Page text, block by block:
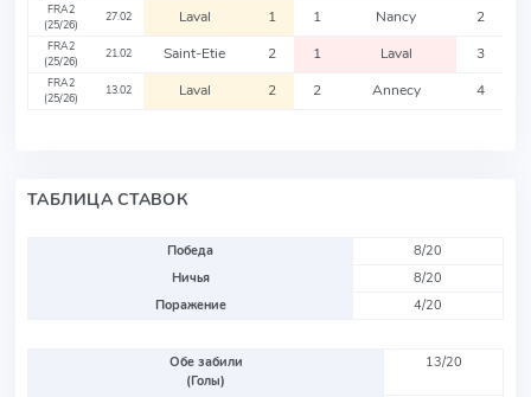
FRA2
(25/26)
27.02 Laval 1 1 Nancy 2
FRA2
(25/26)
21.02 Saint-Etie 2 1 Laval 3
FRA2
(25/26)
13.02 Laval 2 2 Annecy 4
ТАБЛИЦА СТАВОК
Победа
8/20
Ничья
8/20
Поражение
4/20
Обе забили
(Голы)
13/20